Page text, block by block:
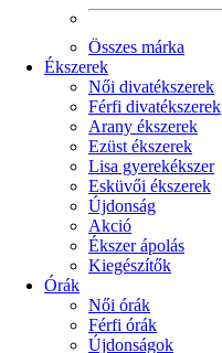
Összes márka
Ékszerek
Női divatékszerek
Férfi divatékszerek
Arany ékszerek
Ezüst ékszerek
Lisa gyerekékszer
Esküvői ékszerek
Újdonság
Akció
Ékszer ápolás
Kiegészítők
Órák
Női órák
Férfi órák
Újdonságok